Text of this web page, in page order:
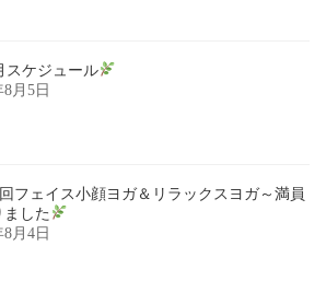
スケジュール
8月5日
フェイス小顔ヨガ＆リラックスヨガ～満員
ました
8月4日